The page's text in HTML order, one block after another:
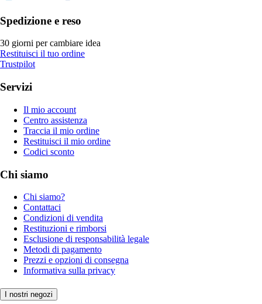
Spedizione e reso
30 giorni per cambiare idea
Restituisci il tuo ordine
Trustpilot
Servizi
Il mio account
Centro assistenza
Traccia il mio ordine
Restituisci il mio ordine
Codici sconto
Chi siamo
Chi siamo?
Contattaci
Condizioni di vendita
Restituzioni e rimborsi
Esclusione di responsabilità legale
Metodi di pagamento
Prezzi e opzioni di consegna
Informativa sulla privacy
I nostri negozi